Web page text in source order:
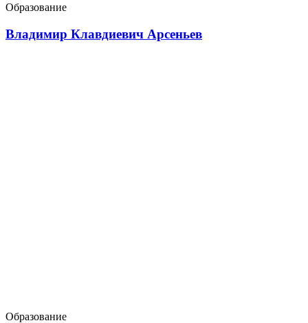
Образование
Владимир Клавдиевич Арсеньев
Образование